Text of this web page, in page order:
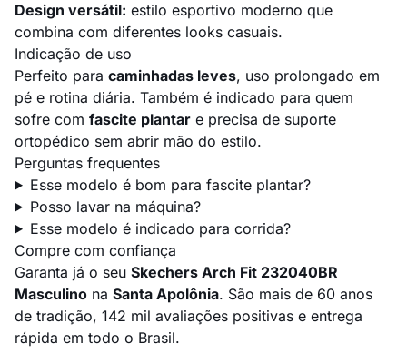
Design versátil: estilo esportivo moderno que
combina com diferentes looks casuais.
Indicação de uso
Perfeito para caminhadas leves, uso prolongado em
pé e rotina diária. Também é indicado para quem
sofre com fascite plantar e precisa de suporte
ortopédico sem abrir mão do estilo.
Perguntas frequentes
Esse modelo é bom para fascite plantar?
Posso lavar na máquina?
Esse modelo é indicado para corrida?
Compre com confiança
Garanta já o seu Skechers Arch Fit 232040BR
Masculino na Santa Apolônia. São mais de 60 anos
de tradição, 142 mil avaliações positivas e entrega
rápida em todo o Brasil.